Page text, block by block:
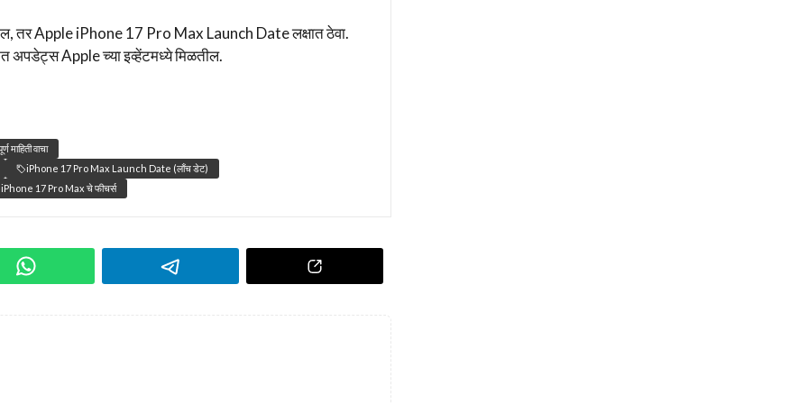
तर Apple iPhone 17 Pro Max Launch Date लक्षात ठेवा.
अपडेट्स Apple च्या इव्हेंटमध्ये मिळतील.
वाचा
iPhone 17 Pro Max Launch Date (लाँच डेट)
iPhone 17 Pro Max चे फीचर्स